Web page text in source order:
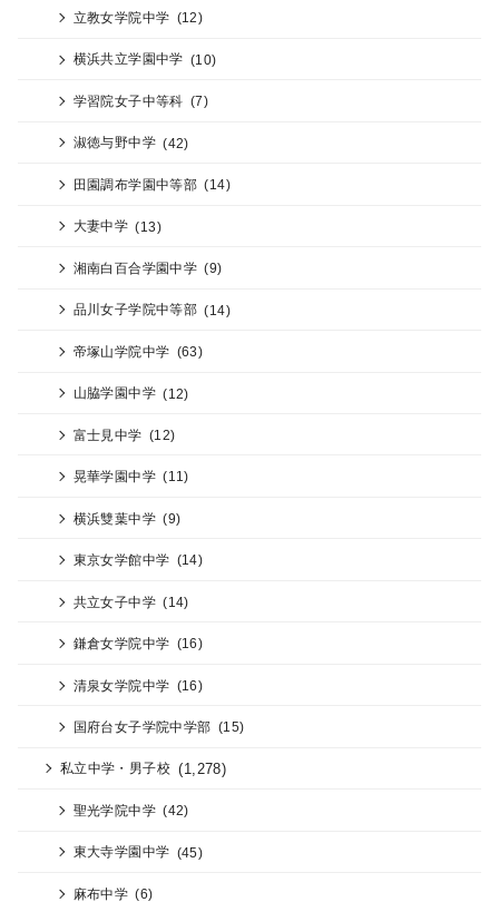
立教女学院中学 (12)
横浜共立学園中学 (10)
学習院女子中等科 (7)
淑徳与野中学 (42)
田園調布学園中等部 (14)
大妻中学 (13)
湘南白百合学園中学 (9)
品川女子学院中等部 (14)
帝塚山学院中学 (63)
山脇学園中学 (12)
富士見中学 (12)
晃華学園中学 (11)
横浜雙葉中学 (9)
東京女学館中学 (14)
共立女子中学 (14)
鎌倉女学院中学 (16)
清泉女学院中学 (16)
国府台女子学院中学部 (15)
私立中学・男子校 (1,278)
聖光学院中学 (42)
東大寺学園中学 (45)
麻布中学 (6)